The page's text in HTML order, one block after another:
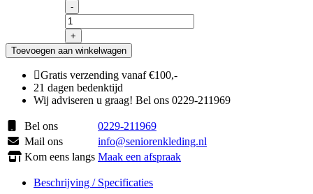
-
Col
uni
(Luxeturtle)
micha
aantal
+
Toevoegen aan winkelwagen
Gratis verzending vanaf €100,-
21 dagen bedenktijd
Wij adviseren u graag! Bel ons 0229-211969
Bel ons
0229-211969
Mail ons
info@seniorenkleding.nl
Kom eens langs Maak een afspraak
Beschrijving / Specificaties